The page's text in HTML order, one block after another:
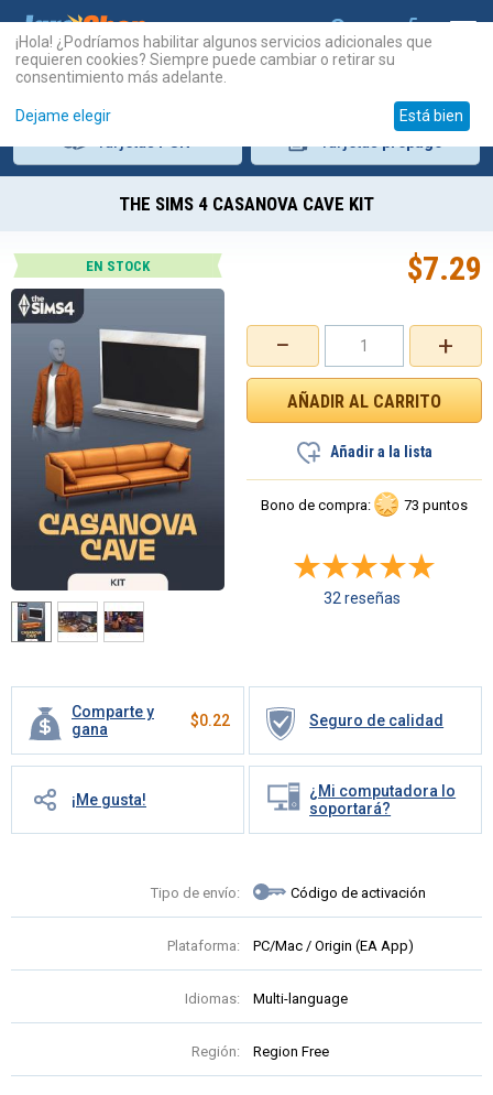
THE SIMS 4 CASANOVA CAVE KIT
EN STOCK
Comparte y
gana
$0.22 Seguro de calidad
¡Me gusta!
¿Mi computadora lo
soportará?
Tipo de envío: Código de activación
Plataforma: PC/Mac / Origin (EA App)
Idiomas: Multi-language
Región: Region Free
+
−
$7.29
Añadir a la lista
Bono de compra: 73 puntos
32 reseñas
¡Hola! ¿Podríamos habilitar algunos servicios adicionales que
requieren cookies? Siempre puede cambiar o retirar su
consentimiento más adelante.
Dejame elegir Está bien